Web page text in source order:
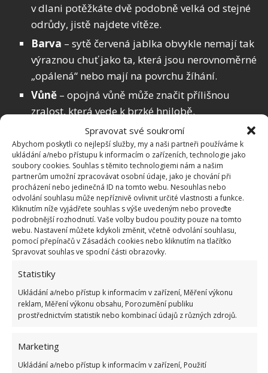
Spravovat své soukromí
Abychom poskytli co nejlepší služby, my a naši partneři používáme k
ukládání a/nebo přístupu k informacím o zařízeních, technologie jako
soubory cookies. Souhlas s těmito technologiemi nám a našim
partnerům umožní zpracovávat osobní údaje, jako je chování při
procházení nebo jedinečná ID na tomto webu. Nesouhlas nebo
odvolání souhlasu může nepříznivě ovlivnit určité vlastnosti a funkce.
Kliknutím níže vyjádřete souhlas s výše uvedeným nebo proveďte
podrobnější rozhodnutí. Vaše volby budou použity pouze na tomto
webu. Nastavení můžete kdykoli změnit, včetně odvolání souhlasu,
pomocí přepínačů v Zásadách cookies nebo kliknutím na tlačítko
Spravovat souhlas ve spodní části obrazovky.
Statistiky
Ukládání a/nebo přístup k informacím v zařízení, Měření výkonu
reklam, Měření výkonu obsahu, Porozumění publiku
prostřednictvím statistik nebo kombinací údajů z různých zdrojů.
Marketing
Ukládání a/nebo přístup k informacím v zařízení, Použití
v dlani potěžkáte dvě podobně velká od stejné
odrůdy, jistě najdete vítěze.
Barva – sytě červená jablka obvykle nemají tak
výraznou chuť jako ta, která jsou nerovnoměrné
„opálená“ nebo mají na povrchu žíhání.
Vůně – opojná vůně může značit přílišnou
zralost, která vede k brzké hnilobě.
– zajímavým faktorem pro výběr jablka
je rovněž barva stopky, neboť ta, která je
relativně zelená, ještě před nedávnem držela
jablko na stromě. Plod je tedy čerstvý.
Bubák– umístění bubáku, respektive jeho
„zapuštění“, je zásadní. Jablko s bubákem
schovaným hluboko v „kráteru“ bude totiž
chutnější.
i chuť už při výběru v obchodě.
Nejdůležitější je skvrna na
spodní straně
Po zakoupení jablek je nezapomeňte dobře